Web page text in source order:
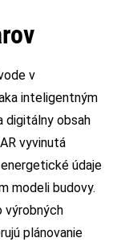
v
inteligentným
digitálny obsah
vyvinutá
údaje
modeli budovy.
výrobných
plánovanie